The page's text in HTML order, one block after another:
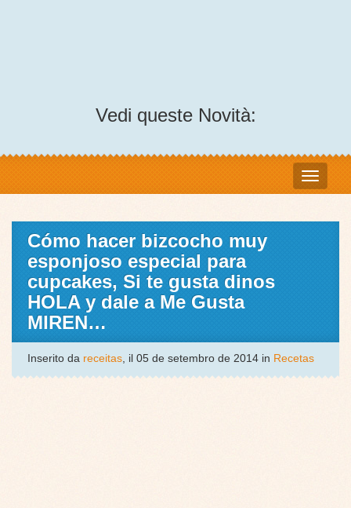
Vedi queste Novità:
Cómo hacer bizcocho muy
esponjoso especial para
cupcakes, Si te gusta dinos
HOLA y dale a Me Gusta
MIREN…
Inserito da receitas, il 05 de setembro de 2014 in Recetas